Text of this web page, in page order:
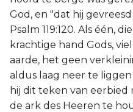
God, en "dat hij
Psalm 119:120. Als één,
krachtige hand Gods,
aarde, het geen
aldus laag neer te
hij dit teken van
de ark des Heeren te